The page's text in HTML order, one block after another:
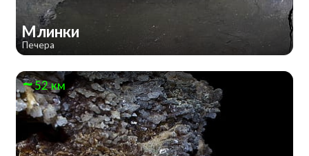
Млинки
Печера
52 км